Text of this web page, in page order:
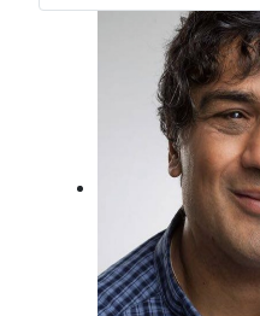
Er ist
darf das!